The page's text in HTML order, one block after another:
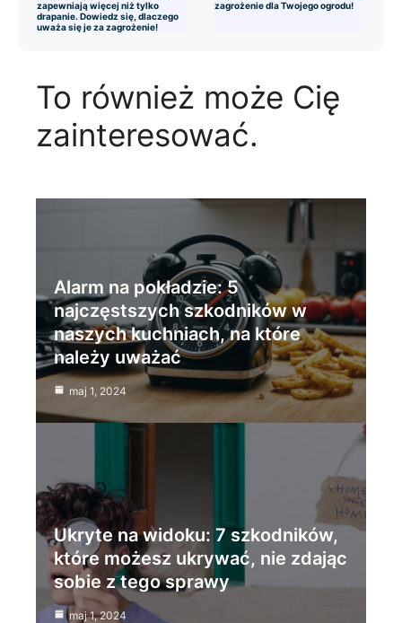
zapewniają więcej niż tylko
drapanie. Dowiedz się, dlaczego
uważa się je za zagrożenie!
zagrożenie dla Twojego ogrodu!
To również może Cię
zainteresować.
Alarm na pokładzie: 5
najczęstszych szkodników w
naszych kuchniach, na które
należy uważać
maj 1, 2024
Ukryte na widoku: 7 szkodników,
które możesz ukrywać, nie zdając
sobie z tego sprawy
maj 1, 2024